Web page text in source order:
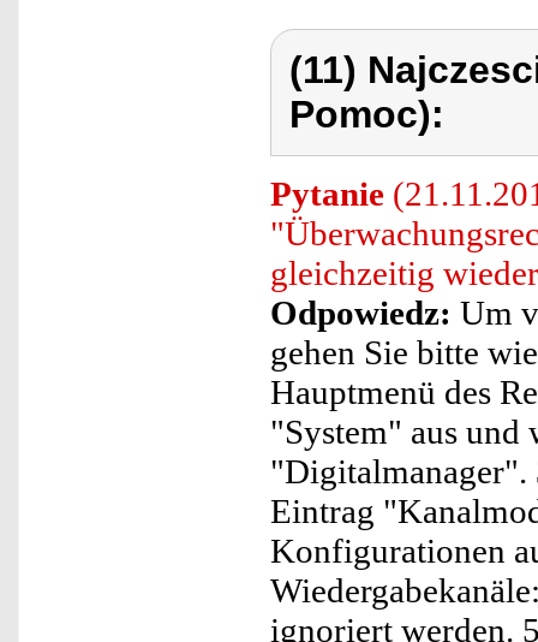
(11)
Pomoc):
Pytanie
gleichzeitig
Odpowiedz: Um
gehen Sie bitte
Hauptmenü des
"System" aus und
"Digitalmanager".
Eintrag
Konfigurationen
ignoriert werden.